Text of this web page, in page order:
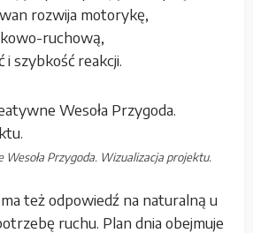
rozwija motorykę,
ruchową,
szybkość reakcji.
Przygoda. Wizualizacja projektu.
też odpowiedź na naturalną u
ruchu. Plan dnia obejmuje